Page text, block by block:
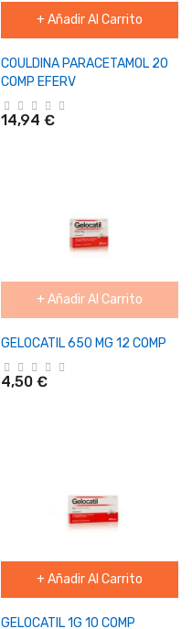
+ Añadir Al Carrito
COULDINA PARACETAMOL 20
COMP EFERV
14,94 €
+ Añadir Al Carrito
GELOCATIL 650 MG 12 COMP
4,50 €
+ Añadir Al Carrito
GELOCATIL 1G 10 COMP